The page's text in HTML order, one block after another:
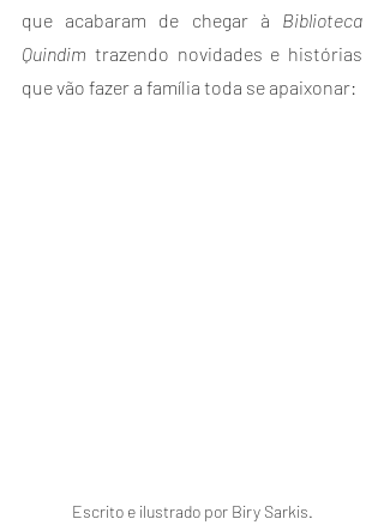
que acabaram de chegar à Biblioteca
Quindim trazendo novidades e histórias
que vão fazer a família toda se apaixonar:
Escrito e ilustrado por Biry Sarkis.